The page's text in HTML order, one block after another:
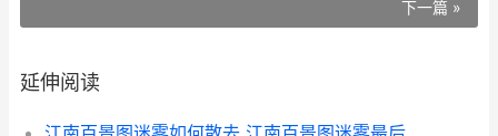
下一篇 »
延伸阅读